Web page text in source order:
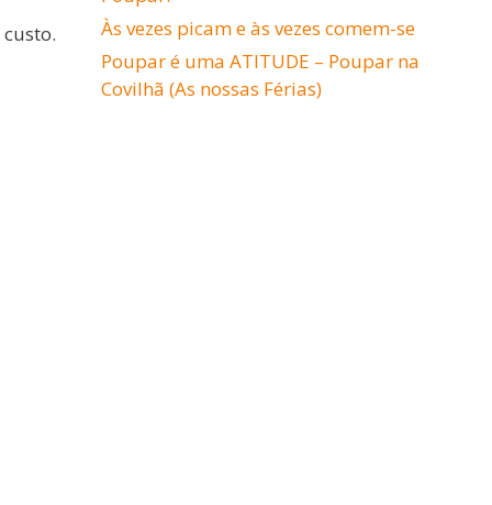
Às vezes picam e às vezes comem-se
Poupar é uma ATITUDE – Poupar na
Covilhã (As nossas Férias)